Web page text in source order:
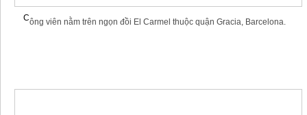
Công viên nằm trên ngọn đồi El Carmel thuộc quận Gracia, Barcelona.